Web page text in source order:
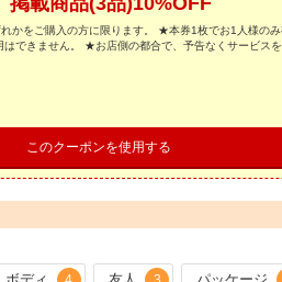
かをご購入の方に限ります。 ★本券1枚でお1人様の
できません。 ★お店側の都合で、予告なくサービス
このクーポンを使用する